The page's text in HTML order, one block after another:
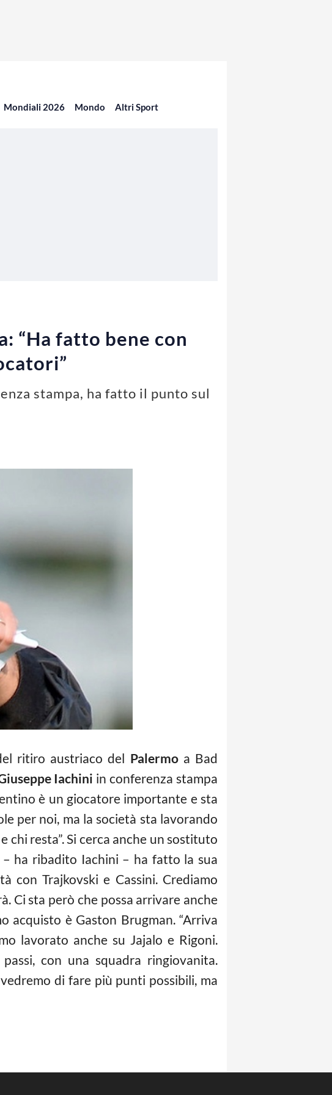
Mondiali 2026 Mondo Altri Sport
“Ha fatto bene con
stampa, ha fatto il punto sul
ritiro austriaco del Palermoa Bad
Iachini in conferenza stampa
è un giocatore importante e sta
per noi, ma la società sta lavorando
resta”. Si cerca anche un sostituto
– ha ribadito Iachini – ha fatto la sua
con Trajkovski e Cassini. Crediamo
Ci sta però che possa arrivare anche
acquisto è Gaston Brugman. “Arriva
lavorato anche su Jajalo e Rigoni.
con una squadra ringiovanita.
di fare più punti possibili, ma